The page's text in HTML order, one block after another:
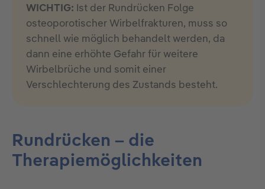
WICHTIG: Ist der Rundrücken Folge
osteoporotischer Wirbelfrakturen, muss so
schnell wie möglich behandelt werden, da
dann eine erhöhte Gefahr für weitere
Wirbelbrüche und somit einer
Verschlechterung des Zustands besteht.
Rundrücken – die
Therapiemöglichkeiten